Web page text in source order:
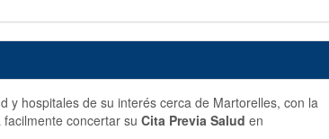
y hospitales de su interés cerca de Martorelles, con la
concertar su Cita Previa Salud en